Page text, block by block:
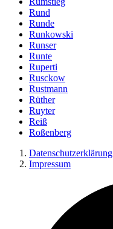
Rund
Runde
Runkowski
Runser
Runte
Ruperti
Rusckow
Rustmann
Rüther
Ruyter
Reiß
Roßenberg
Datenschutzerklärung
Impressum